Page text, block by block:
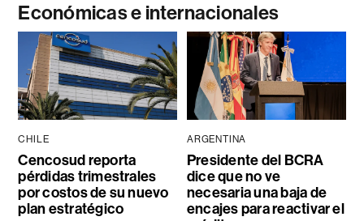
Económicas e internacionales
CHILE
Cencosud reporta
pérdidas trimestrales
por costos de su nuevo
plan estratégico
ARGENTINA
Presidente del BCRA
dice que no ve
necesaria una baja de
encajes para reactivar el